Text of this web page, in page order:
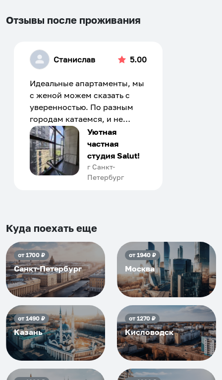
Отзывы после проживания
Станислав 5.00
Идеальные апартаменты, мы
с женой можем сказать с
уверенностью. По разным
городам катаемся, и не
только в России. Сервис на
отличном уровне. Хозяин
апартаментов доброй души
человек, всегда можно
договориться, подскажет
приезжать еще...
Уютная
частная
студия Salut!
г Санкт-
Петербург
Куда поехать еще
от1700₽
Санкт-Петербург
от1940₽
Москва
от1490₽
Казань
от1270₽
Кисловодск